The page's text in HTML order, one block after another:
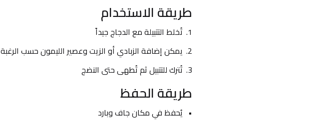
طريقة الاستخدام
تُخلط التتبيلة مع الدجاج جيداً
يمكن إضافة الزبادي أو الزيت وعصير الليمون حسب الرغبة
تُترك للتتبيل ثم تُطهى حتى النضج
طريقة الحفظ
يُحفظ في مكان جاف وبارد